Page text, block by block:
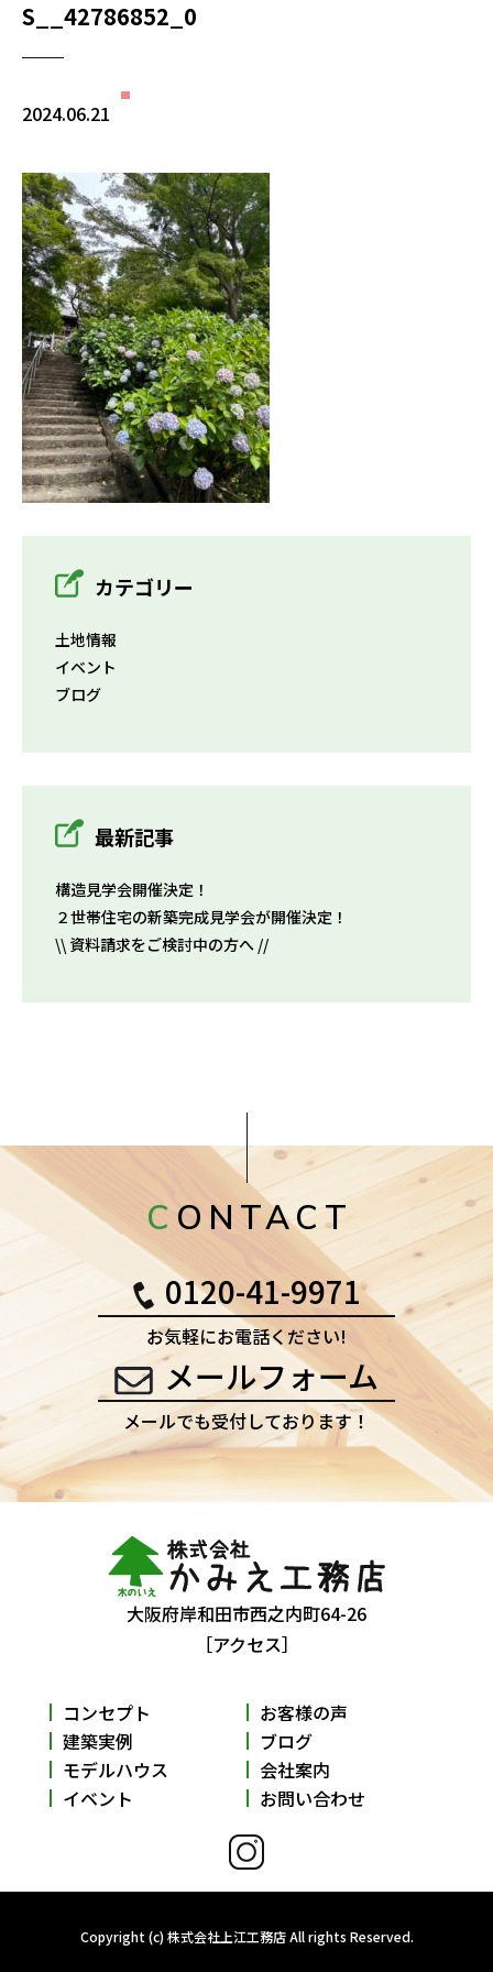
S__42786852_0
2024.06.21
カテゴリー
土地情報
イベント
ブログ
最新記事
構造見学会開催決定！
２世帯住宅の新築完成見学会が開催決定！
\\ 資料請求をご検討中の方へ //
CONTACT
0120-41-9971
お気軽にお電話ください!
メールフォーム
メールでも受付しております！
大阪府岸和田市西之内町64-26
［アクセス］
コンセプト
建築実例
モデルハウス
イベント
お客様の声
ブログ
会社案内
お問い合わせ
Copyright (c) 株式会社上江工務店 All rights Reserved.